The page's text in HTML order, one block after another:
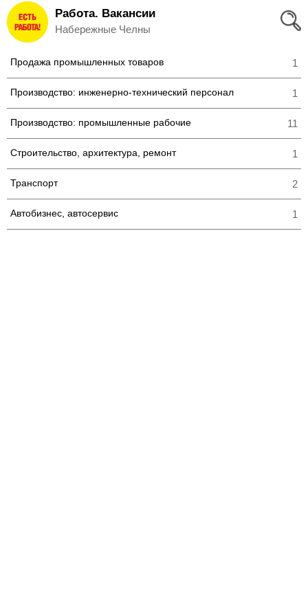
Вход
и
Регистрация
Избранное
Соискателям
Добавить
резюме
Работодателям
Работа. Вакансии
Набережные Челны
Продажа промышленных товаров 1
Производство: инженерно-технический персонал 1
Производство: промышленные рабочие 11
Строительство, архитектура, ремонт 1
Транспорт 2
Автобизнес, автосервис 1